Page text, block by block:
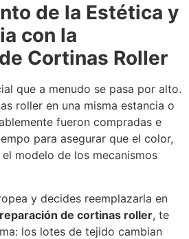
de la Estética y
con la
Cortinas Roller
que a menudo se pasa por alto.
roller en una misma estancia o
fueron compradas e
para asegurar que el color,
modelo de los mecanismos
y decides reemplazarla en
reparación de cortinas roller, te
los lotes de tejido cambian